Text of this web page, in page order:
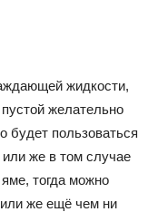
жидкости,
желательно
будет пользоваться
же в том случае
тогда можно
же ещё чем ни